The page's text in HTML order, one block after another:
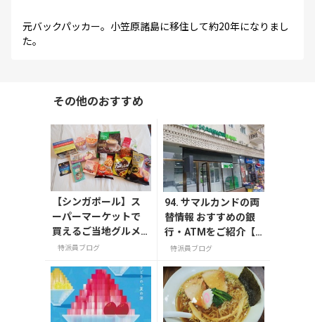
元バックパッカー。小笠原諸島に移住して約20年になりまし
た。
その他のおすすめ
【シンガポール】ス
ーパーマーケットで
買えるご当地グルメ
のお土産
特派員ブログ
94. サマルカンドの両
替情報 おすすめの銀
行・ATMをご紹介【2
023年最新情報】
特派員ブログ